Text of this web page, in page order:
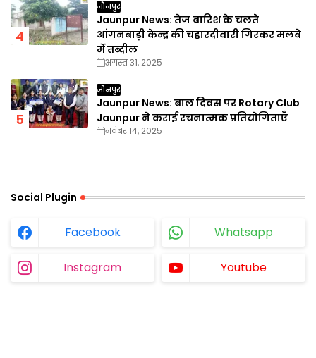
जौनपुर
Jaunpur News: तेज बारिश के चलते
आंगनबाड़ी केन्द्र की चहारदीवारी गिरकर मलबे
में तब्दील
अगस्त 31, 2025
जौनपुर
Jaunpur News: बाल दिवस पर Rotary Club
Jaunpur ने कराई रचनात्मक प्रतियोगिताएँ
नवंबर 14, 2025
Social Plugin
Facebook Whatsapp
Instagram Youtube